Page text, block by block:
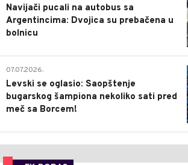
Navijači pucali na autobus sa
Argentincima: Dvojica su prebačena u
bolnicu
07.07.2026.
Levski se oglasio: Saopštenje
bugarskog šampiona nekoliko sati pred
meč sa Borcem!